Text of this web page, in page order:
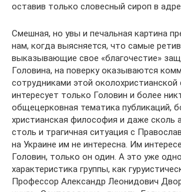
оставив только словесный сироп в
Смешная, но увы и печальная картина
нам, когда выясняется, что самые
выказывающие свое «благочестие»
Головина, на поверку оказываются
сотрудниками этой околохристианской
интересует только Головин и более
общецерковная тематика публикаций,
христианская философия и даже сколь
столь и трагичная ситуация с
на Украине им не интересна. Им
Головин, только он один. А это уже
характеристика группы, как
Профессор Александр Леонидович